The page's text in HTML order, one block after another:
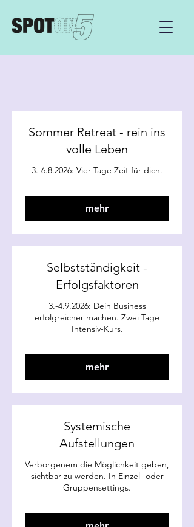
Sommer Retreat - rein ins
volle Leben
3.-6.8.2026: Vier Tage Zeit für dich.
mehr
Selbstständigkeit -
Erfolgsfaktoren
3.-4.9.2026: Dein Business
erfolgreicher machen. Zwei Tage
Intensiv-Kurs.
mehr
Systemische
Aufstellungen
Verborgenem die Möglichkeit geben,
sichtbar zu werden. In Einzel- oder
Gruppensettings.